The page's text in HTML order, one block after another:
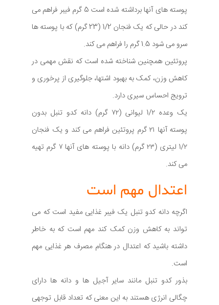
پوسته های آنها برداشته شده است 5 گرم فیبر فراهم می
کند در حالی که یک فنجان 1/2 (23 گرم) که با پوسته ها
سرو می شود 1.5 گرم را فراهم می کند.
پروتئین همچنین شناخته شده است که نقش مهمی در
کاهش وزن، کمک به بهبود اشتها، جلوگیری از پرخوری و
ترویج احساس سیری دارد.
یک وعده 1/۲ لیوانی (۷۲ گرم) دانه کدو تنبل بدون
پوسته آنها ۲۱ گرم پروتئین فراهم می کند و یک فنجان
1/۲ لیتری (۲۳ گرم) دانه با پوسته های آنها ۷ گرم تهیه
می کند.
اعتدال مهم است
اگرچه دانه کدو تنبل یک فیبر غذایی مفید است که می
تواند به کاهش وزن کمک کند مهم است که به خاطر
داشته باشید که اعتدال در هنگام مصرف هر غذایی مهم
است.
بذور کدو تنبل مانند سایر آجیل ها و دانه ها دارای
چگالی انرژی هستند به این معنی که تعداد قابل توجهی